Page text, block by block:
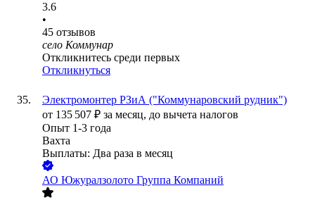
3.6
•
45 отзывов
село Коммунар
Откликнитесь среди первых
Откликнуться
Электромонтер РЗиА ("Коммунаровский рудник")
от 135 507 ₽ за месяц, до вычета налогов
Опыт 1-3 года
Вахта
Выплаты: Два раза в месяц
АО Южуралзолото Группа Компаний